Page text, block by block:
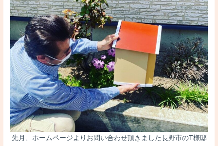
先月、ホームページよりお問い合わせ頂きました長野市のT様邸